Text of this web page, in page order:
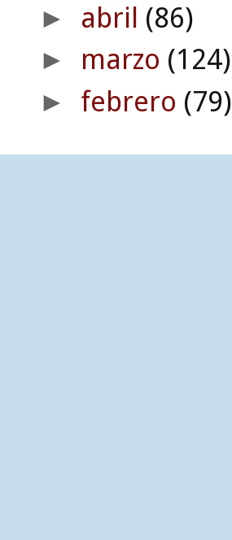
► abril (86)
► marzo (124)
► febrero (79)